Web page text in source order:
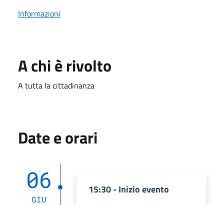
Informazioni
A chi è rivolto
A tutta la cittadinanza
Date e orari
06
GIU
15:30 - Inizio evento